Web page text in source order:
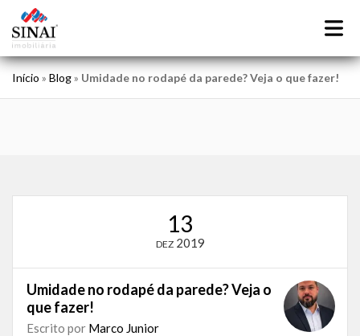
Início » Blog» Umidade no rodapé da parede? Veja o que fazer!
13
DEZ 2019
Umidade no rodapé da parede? Veja o
que fazer!
Escrito por Marco Junior